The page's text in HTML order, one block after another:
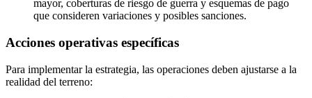
mayor, coberturas de riesgo de guerra y esquemas de pago
que consideren variaciones y posibles sanciones.
Acciones operativas específicas
Para implementar la estrategia, las operaciones deben ajustarse a la
realidad del terreno: